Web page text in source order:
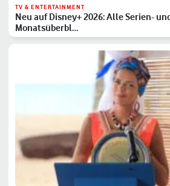
TV & ENTERTAINMENT
Neu auf Disney+ 2026: Alle Serien-
Monatsüberbl…